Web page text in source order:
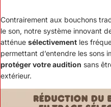
Contrairement aux bouchons
le son, notre système innovant
atténue sélectivement les
permettant d’entendre les sons
protéger votre audition sans
extérieur.